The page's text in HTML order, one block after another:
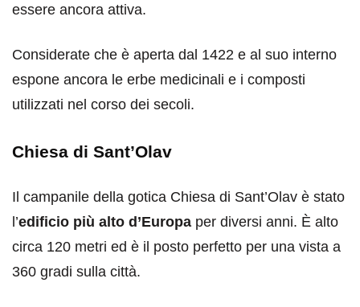
essere ancora attiva.
Considerate che è aperta dal 1422 e al suo interno
espone ancora le erbe medicinali e i composti
utilizzati nel corso dei secoli.
Chiesa di Sant’Olav
Il campanile della gotica Chiesa di Sant’Olav è stato
l’edificio più alto d’Europa per diversi anni. È alto
circa 120 metri ed è il posto perfetto per una vista a
360 gradi sulla città.